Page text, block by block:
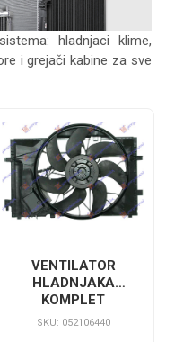
hladnjaci klime,
i grejači kabine za sve
VENTILATOR
HLADNJAKA
KOMPLET
(BENZIN/DIZEL)
SKU: 052106440